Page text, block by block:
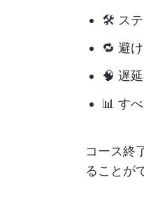
🛠️ ステ
🔁 避
🧠 遅
📊 す
コース終
ることが